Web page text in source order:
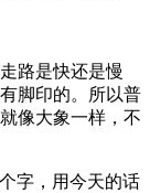
路是快还是慢
脚印的。所以普
像大象一样，不
字，用今天的话